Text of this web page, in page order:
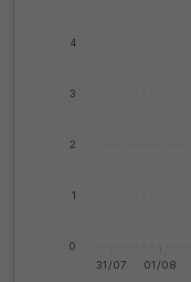
0
1
2
3
4
31/07 01/08